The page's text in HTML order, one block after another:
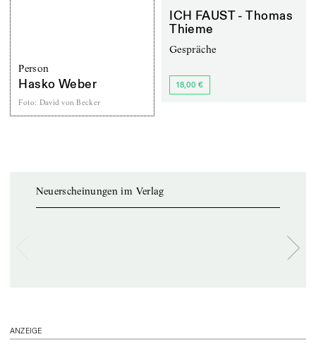
ICH FAUST - Thomas
Thieme
Gespräche
18,00 €
Person
Hasko Weber
Foto: David von Becker
Neuerscheinungen im Verlag
ANZEIGE